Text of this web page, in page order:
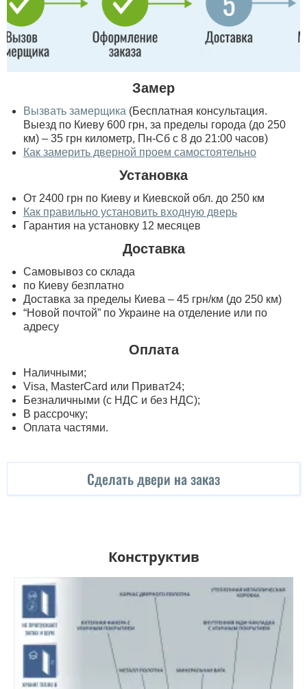
Замер
Вызвать замерщика (Бесплатная консультация.
Выезд по Киеву 600 грн, за пределы города (до 250
км) – 35 грн километр, Пн-Сб с 8 до 21:00 часов)
Как замерить дверной проем самостоятельно
Установка
От 2400 грн по Киеву и Киевской обл. до 250 км
Как правильно установить входную дверь
Гарантия на установку 12 месяцев
Доставка
Самовывоз со склада
по Киеву безплатно
Доставка за пределы Киева – 45 грн/км (до 250 км)
“Новой почтой” по Украине на отделение или по
адресу
Оплата
Наличными;
Visa, MasterСard или Приват24;
Безналичными (с НДС и без НДС);
В рассрочку;
Оплата частями.
Сделать двери на заказ
Конструктив